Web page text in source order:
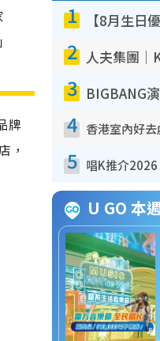
牌
，
1
2
3
4
5
U GO 本